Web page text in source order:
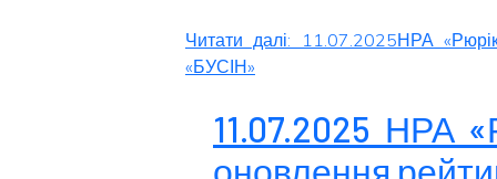
Читати далі: 11.07.2025НРА
«БУСІН»
11.07.2025 НРА
оновлення